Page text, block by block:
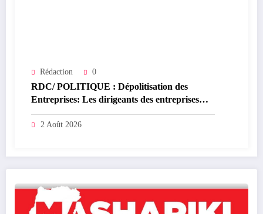
Rédaction 0
RDC/ POLITIQUE : Dépolitisation des
Entreprises: Les dirigeants des entreprises
publiques bientôt recrutés par concours
2 Août 2026